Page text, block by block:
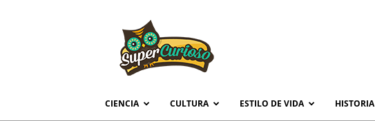
CIENCIA CULTURA ESTILO DE VIDA HISTORIA